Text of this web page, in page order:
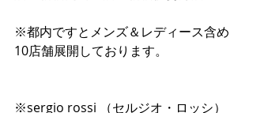
※都内ですとメンズ＆レディース含め
10店舗展開しております。
※sergio rossi （セルジオ・ロッシ）